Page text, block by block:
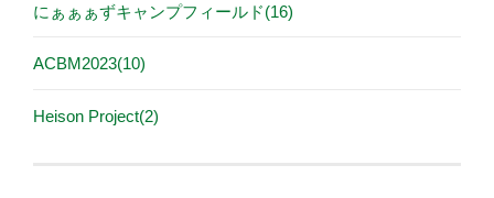
にぁぁぁずキャンプフィールド(16)
ACBM2023(10)
Heison Project(2)